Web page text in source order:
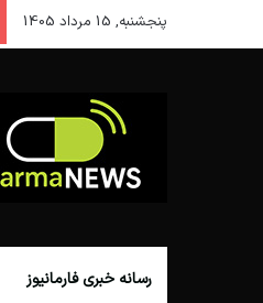
پنجشنبه, 15 مرداد 1405
رسانه خبری فارمانیوز